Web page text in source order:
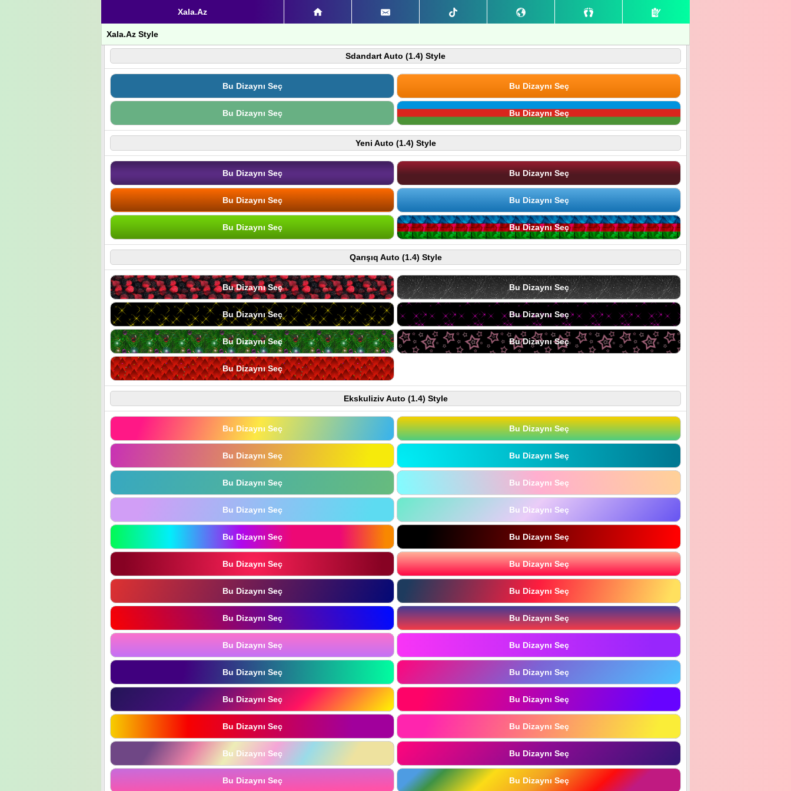
Xala.Az
Xala.Az Style
Sdandart Auto (1.4) Style
Bu Dizaynı Seç Bu Dizaynı Seç
Bu Dizaynı Seç Bu Dizaynı Seç
Yeni Auto (1.4) Style
Bu Dizaynı Seç Bu Dizaynı Seç
Bu Dizaynı Seç Bu Dizaynı Seç
Bu Dizaynı Seç Bu Dizaynı Seç
Qarışıq Auto (1.4) Style
Bu Dizaynı Seç Bu Dizaynı Seç
Bu Dizaynı Seç Bu Dizaynı Seç
Bu Dizaynı Seç Bu Dizaynı Seç
Bu Dizaynı Seç
Ekskuliziv Auto (1.4) Style
Bu Dizaynı Seç Bu Dizaynı Seç
Bu Dizaynı Seç Bu Dizaynı Seç
Bu Dizaynı Seç Bu Dizaynı Seç
Bu Dizaynı Seç Bu Dizaynı Seç
Bu Dizaynı Seç Bu Dizaynı Seç
Bu Dizaynı Seç Bu Dizaynı Seç
Bu Dizaynı Seç Bu Dizaynı Seç
Bu Dizaynı Seç Bu Dizaynı Seç
Bu Dizaynı Seç Bu Dizaynı Seç
Bu Dizaynı Seç Bu Dizaynı Seç
Bu Dizaynı Seç Bu Dizaynı Seç
Bu Dizaynı Seç Bu Dizaynı Seç
Bu Dizaynı Seç Bu Dizaynı Seç
Bu Dizaynı Seç Bu Dizaynı Seç